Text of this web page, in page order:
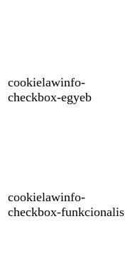
cookielawinfo-
checkbox-egyeb
cookielawinfo-
checkbox-funkcionalis